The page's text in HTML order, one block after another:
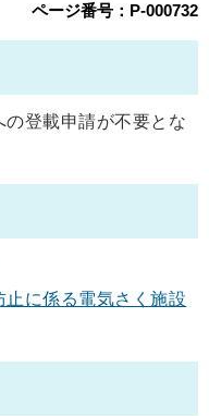
ページ番号：P-000732
登載申請が不要とな
に係る電気さく施設